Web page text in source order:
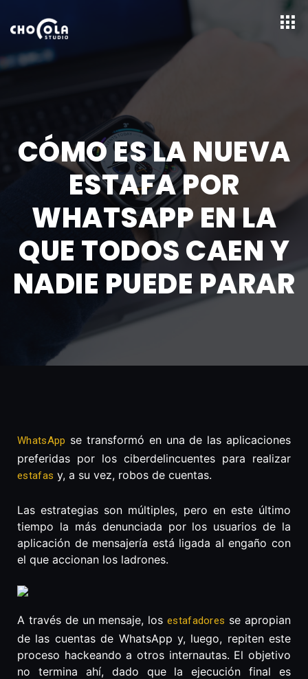
CÓMO ES LA NUEVA
ESTAFA POR
WHATSAPP EN LA
QUE TODOS CAEN Y
NADIE PUEDE PARAR
WhatsApp se transformó en una de las aplicaciones
preferidas por los ciberdelincuentes para realizar
estafas y, a su vez, robos de cuentas.
Las estrategias son múltiples, pero en este último
tiempo la más denunciada por los usuarios de la
aplicación de mensajería está ligada al engaño con
el que accionan los ladrones.
A través de un mensaje, losestafadores se apropian
de las cuentas de WhatsApp y, luego, repiten este
proceso hackeando a otros internautas. El objetivo
no termina ahí, dado que la ejecución final es